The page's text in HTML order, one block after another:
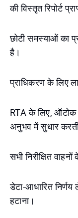
की विस्तृत रिपोर्ट
छोटी समस्याओं का
है।
प्राधिकरण के लिए
RTA के लिए,
अनुभव में सुधार
सभी निरीक्षित
डेटा-आधारित निर्णय
हटाना।